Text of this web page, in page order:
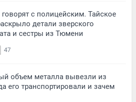
с полицейским. Тайское
детали зверского
и сестры из Тюмени
47
объем металла вывезли из
его транспортировали и зачем